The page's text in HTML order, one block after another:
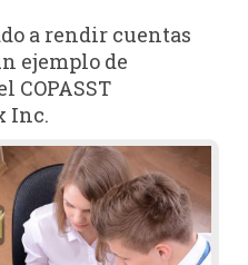
a rendir cuentas
ejemplo de
COPASST
Inc.